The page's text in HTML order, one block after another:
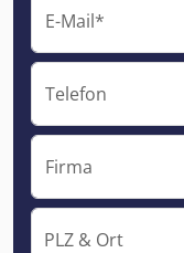
E-Mail*
Telefon
Firma
PLZ & Ort